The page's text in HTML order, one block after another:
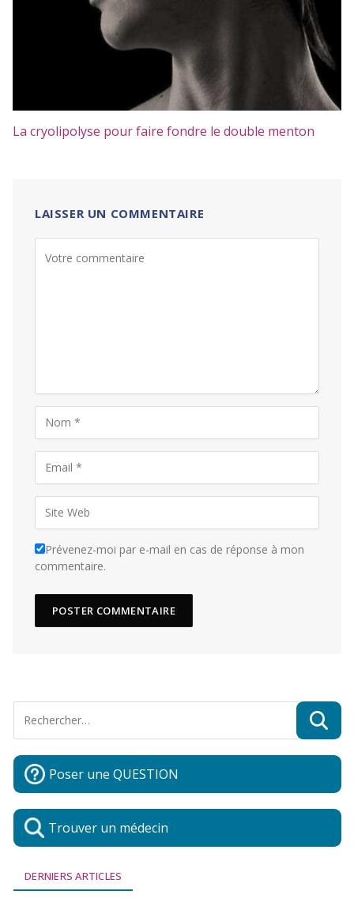
La cryolipolyse pour faire fondre le double menton
LAISSER UN COMMENTAIRE
Prévenez-moi par e-mail en cas de réponse à mon
commentaire.
Poser une QUESTION
Trouver un médecin
DERNIERS ARTICLES